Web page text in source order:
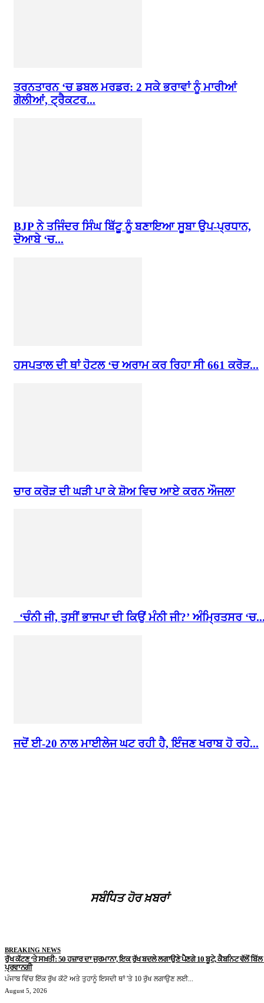
ਤਰਨਤਾਰਨ ‘ਚ ਡਬਲ ਮਰਡਰ: 2 ਸਕੇ ਭਰਾਵਾਂ ਨੂੰ ਮਾਰੀਆਂ
ਗੋਲੀਆਂ, ਟ੍ਰੈਕਟਰ...
BJP ਨੇ ਤਜਿੰਦਰ ਸਿੰਘ ਬਿੱਟੂ ਨੂੰ ਬਣਾਇਆ ਸੂਬਾ ਉਪ-ਪ੍ਰਧਾਨ,
ਦੋਆਬੇ ‘ਚ...
ਹਸਪਤਾਲ ਦੀ ਥਾਂ ਹੋਟਲ ‘ਚ ਅਰਾਮ ਕਰ ਰਿਹਾ ਸੀ 661 ਕਰੋੜ...
ਚਾਰ ਕਰੋੜ ਦੀ ਘੜੀ ਪਾ ਕੇ ਸ਼ੋਅ ਵਿਚ ਆਏ ਕਰਨ ਔਜਲਾ
‘ਚੰਨੀ ਜੀ, ਤੁਸੀਂ ਭਾਜਪਾ ਦੀ ਕਿਉਂ ਮੰਨੀ ਜੀ?’ ਅੰਮ੍ਰਿਤਸਰ
ਜਦੋਂ ਈ-20 ਨਾਲ ਮਾਈਲੇਜ ਘਟ ਰਹੀ ਹੈ, ਇੰਜਣ ਖਰਾਬ ਹੋ ਰਹੇ...
ਸਬੰਧਿਤ ਹੋਰ ਖ਼ਬਰਾਂ
BREAKING NEWS
ਰੁੱਖ ਕੱਟਣ ‘ਤੇ ਸਖ਼ਤੀ: 50 ਹਜ਼ਾਰ ਦਾ ਜੁਰਮਾਨਾ, ਇਕ ਰੁੱਖ ਬਦਲੇ ਲਗਾਉਣੇ ਪੈਣਗੇ 10 ਬੂਟੇ, ਕੈਬਨਿਟ ਵੱਲੋਂ ਬਿੱਲ
ਪ੍ਰਵਾਨਗੀ
ਪੰਜਾਬ ਵਿੱਚ ਇੱਕ ਰੁੱਖ ਕੱਟੋ ਅਤੇ ਤੁਹਾਨੂੰ ਇਸਦੀ ਥਾਂ 'ਤੇ 10 ਰੁੱਖ ਲਗਾਉਣ ਲਈ...
August 5, 2026